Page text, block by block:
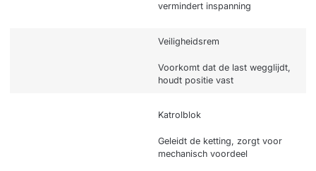
vermindert inspanning
Veiligheidsrem
Voorkomt dat de last wegglijdt,
houdt positie vast
Katrolblok
Geleidt de ketting, zorgt voor
mechanisch voordeel